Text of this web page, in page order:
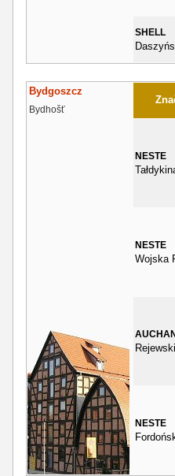
SHELL
Bydgoszcz
Bydhošť
NESTE
NESTE
Wojska
NESTE